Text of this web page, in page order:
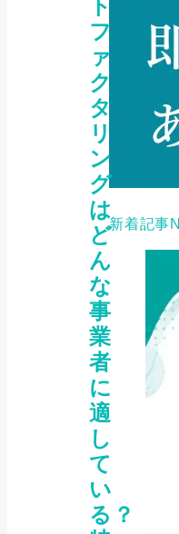
ト
フ
ァ
ク
タ
リ
ン
グ
は
ど
ん
な
事
業
者
に
適
し
て
い
る？
新着記事